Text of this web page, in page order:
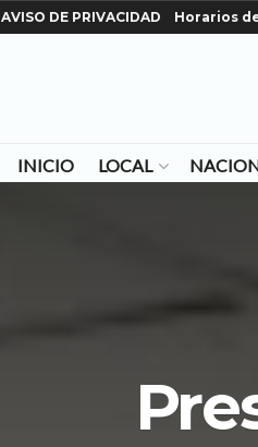
AVISO DE PRIVACIDAD Horarios
INICIO LOCAL